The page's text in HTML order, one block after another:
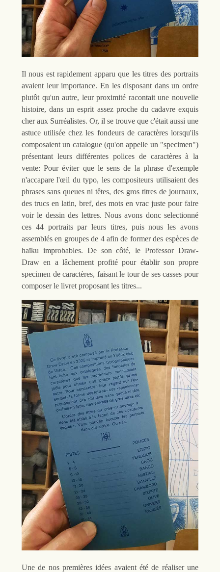
Il nous est rapidement apparu que les titres des portraits
avaient leur importance. En les disposant dans un ordre
plutôt qu'un autre, leur proximité racontait une nouvelle
histoire, dans un esprit assez proche du cadavre exquis
cher aux Surréalistes. Or, il se trouve que c'était aussi une
astuce utilisée chez les fondeurs de caractères lorsqu'ils
composaient un catalogue (qu'on appelle un "specimen")
présentant leurs différentes polices de caractères à la
vente: Pour éviter que le sens de la phrase d'exemple
n'accapare l'œil du typo, les compositeurs utilisaient des
phrases sans queues ni têtes, des gros titres de journaux,
des trucs en latin, bref, des mots en vrac juste pour faire
voir le dessin des lettres. Nous avons donc selectionné
ces 44 portraits par leurs titres, puis nous les avons
assemblés en groupes de 4 afin de former des espèces de
haïku improbables. De son côté, le Professor Draw-
Draw en a lâchement profité pour établir son propre
specimen de caractères, faisant le tour de ses casses pour
composer le livret proposant les titres...
Une de nos premières idées avaient été de réaliser une